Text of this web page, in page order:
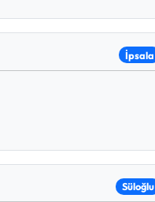
İpsala
Süloğlu